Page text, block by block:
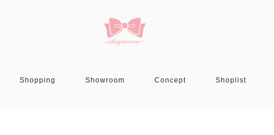
Shopping Showroom Concept Shoplist